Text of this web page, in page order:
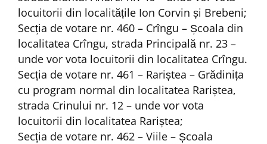
locuitorii din localitățile Ion Corvin și Brebeni;
Secția de votare nr. 460 – Crîngu – Școala din
localitatea Crîngu, strada Principală nr. 23 –
unde vor vota locuitorii din localitatea Crîngu.
Secția de votare nr. 461 – Rariștea – Grădinița
cu program normal din localitatea Rariștea,
strada Crinului nr. 12 – unde vor vota
locuitorii din localitatea Rariștea;
Secția de votare nr. 462 – Viile – Școala